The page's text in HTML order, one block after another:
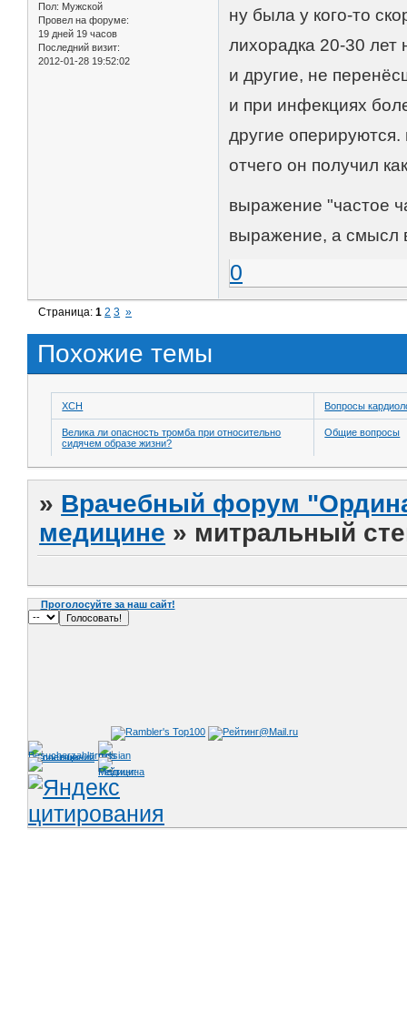
Пол: Мужской
Провел на форуме:
19 дней 19 часов
Последний визит:
2012-01-28 19:52:02
ну была у кого-то
лихорадка 20-30 лет
и другие, не
и при инфекциях
другие оперируются.
отчего он получил
выражение "частое
выражение, а смысл
0
Страница:1 2 3 »
Похожие темы
ХСН Вопросы
Велика ли опасность тромба при относительно
сидячем образе жизни?
Общие вопросы
» Врачебный форум
медицине » митральный
Проголосуйте за наш сайт!